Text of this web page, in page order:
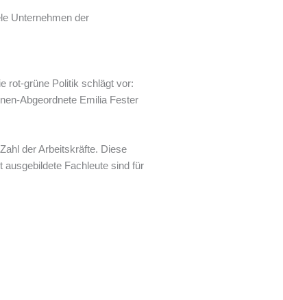
Unternehmen der
rot-grüne Politik schlägt vor:
Abgeordnete Emilia Fester
der Arbeitskräfte. Diese
ausgebildete Fachleute sind für